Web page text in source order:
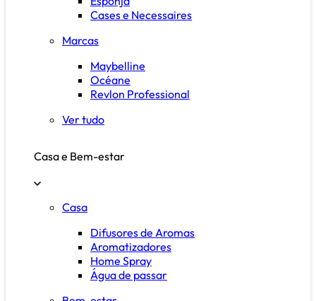
Cases e Necessaires
Marcas
Maybelline
Océane
Revlon Professional
Ver tudo
Casa e Bem-estar
Casa
Difusores de Aromas
Aromatizadores
Home Spray
Água de passar